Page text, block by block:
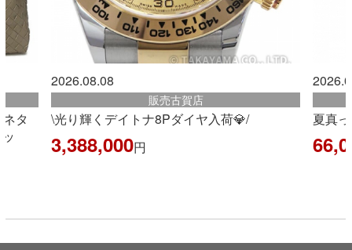
タ
2026.08.08
販売古賀店
\光り輝くデイトナ8Pダイヤ入荷💎/
3,388,000円
夏真